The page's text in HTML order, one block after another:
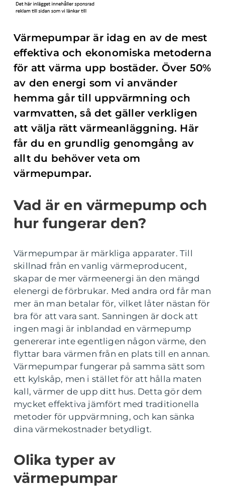
Värmepumpar är idag en av de mest
effektiva och ekonomiska metoderna
för att värma upp bostäder. Över 50%
av den energi som vi använder
hemma går till uppvärmning och
varmvatten, så det gäller verkligen
att välja rätt värmeanläggning. Här
får du en grundlig genomgång av
allt du behöver veta om
värmepumpar.
Vad är en värmepump och
hur fungerar den?
Värmepumpar är märkliga apparater. Till
skillnad från en vanlig värmeproducent,
skapar de mer värmeenergi än den mängd
elenergi de förbrukar. Med andra ord får man
mer än man betalar för, vilket låter nästan för
bra för att vara sant. Sanningen är dock att
ingen magi är inblandad en värmepump
genererar inte egentligen någon värme, den
flyttar bara värmen från en plats till en annan.
Värmepumpar fungerar på samma sätt som
ett kylskåp, men i stället för att hålla maten
kall, värmer de upp ditt hus. Detta gör dem
mycket effektiva jämfört med traditionella
metoder för uppvärmning, och kan sänka
dina värmekostnader betydligt.
Olika typer av
värmepumpar